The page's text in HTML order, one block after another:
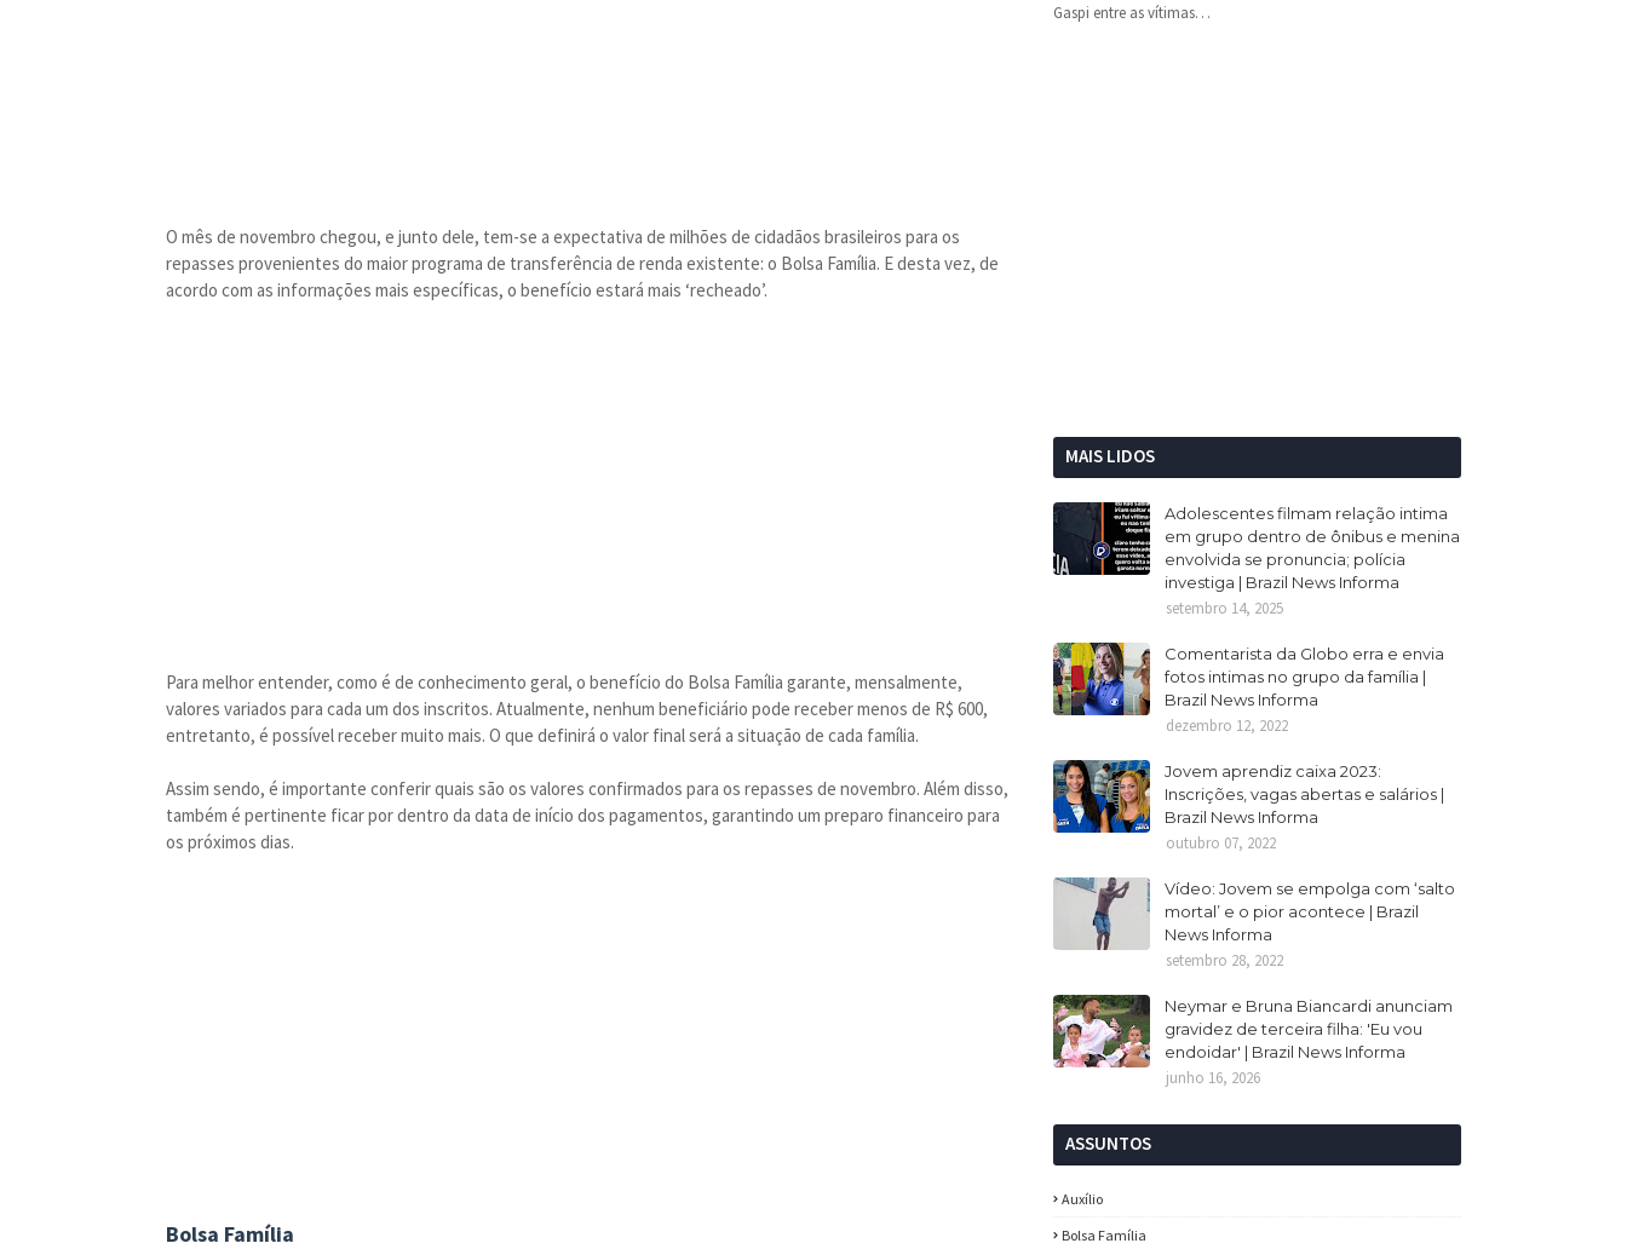
O mês de novembro chegou, e junto dele, tem-se a expectativa de milhões de cidadãos brasileiros para os
repasses provenientes do maior programa de transferência de renda existente: o Bolsa Família. E desta vez, de
acordo com as informações mais específicas, o benefício estará mais ‘recheado’.
Para melhor entender, como é de conhecimento geral, o benefício do Bolsa Família garante, mensalmente,
valores variados para cada um dos inscritos. Atualmente, nenhum beneficiário pode receber menos de R$ 600,
entretanto, é possível receber muito mais. O que definirá o valor final será a situação de cada família.
Assim sendo, é importante conferir quais são os valores confirmados para os repasses de novembro. Além disso,
também é pertinente ficar por dentro da data de início dos pagamentos, garantindo um preparo financeiro para
os próximos dias.
Bolsa Família
Gaspi entre as vítimas…
MAIS LIDOS
Adolescentes filmam relação intima
em grupo dentro de ônibus e menina
envolvida se pronuncia; polícia
investiga | Brazil News Informa
setembro 14, 2025
Comentarista da Globo erra e envia
fotos intimas no grupo da família |
Brazil News Informa
dezembro 12, 2022
Jovem aprendiz caixa 2023:
Inscrições, vagas abertas e salários |
Brazil News Informa
outubro 07, 2022
Vídeo: Jovem se empolga com ‘salto
mortal’ e o pior acontece | Brazil
News Informa
setembro 28, 2022
Neymar e Bruna Biancardi anunciam
gravidez de terceira filha: 'Eu vou
endoidar' | Brazil News Informa
junho 16, 2026
ASSUNTOS
Auxílio
Bolsa Família